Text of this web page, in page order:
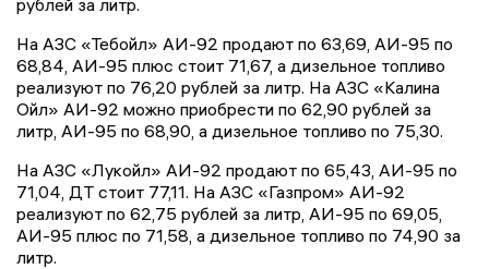
На АЗС «Тебойл» АИ-92 продают по 63,69, АИ-95 по
68,84, АИ-95 плюс стоит 71,67, а дизельное топливо
реализуют по 76,20 рублей за литр. На АЗС «Калина
Ойл» АИ-92 можно приобрести по 62,90 рублей за
литр, АИ-95 по 68,90, а дизельное топливо по 75,30.
На АЗС «Лукойл» АИ-92 продают по 65,43, АИ-95 по
71,04, ДТ стоит 77,11. На АЗС «Газпром» АИ-92
реализуют по 62,75 рублей за литр, АИ-95 по 69,05,
АИ-95 плюс по 71,58, а дизельное топливо по 74,90 за
литр.